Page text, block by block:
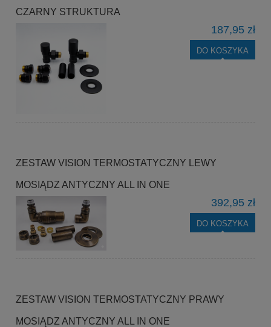
CZARNY STRUKTURA
187,95 zł
DO KOSZYKA
ZESTAW VISION TERMOSTATYCZNY LEWY
MOSIĄDZ ANTYCZNY ALL IN ONE
392,95 zł
DO KOSZYKA
ZESTAW VISION TERMOSTATYCZNY PRAWY
MOSIĄDZ ANTYCZNY ALL IN ONE